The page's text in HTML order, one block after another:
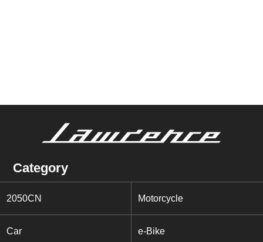
Category
2050CN Motorcycle
Car e-Bike